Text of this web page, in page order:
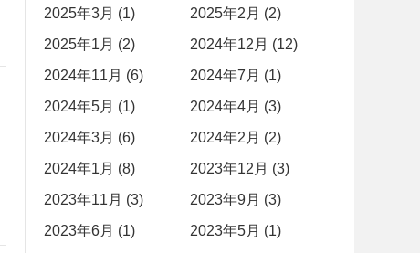
2025年3月 (1)
2025年2月 (2)
2025年1月 (2)
2024年12月 (12)
2024年11月 (6)
2024年7月 (1)
2024年5月 (1)
2024年4月 (3)
2024年3月 (6)
2024年2月 (2)
2024年1月 (8)
2023年12月 (3)
2023年11月 (3)
2023年9月 (3)
2023年6月 (1)
2023年5月 (1)